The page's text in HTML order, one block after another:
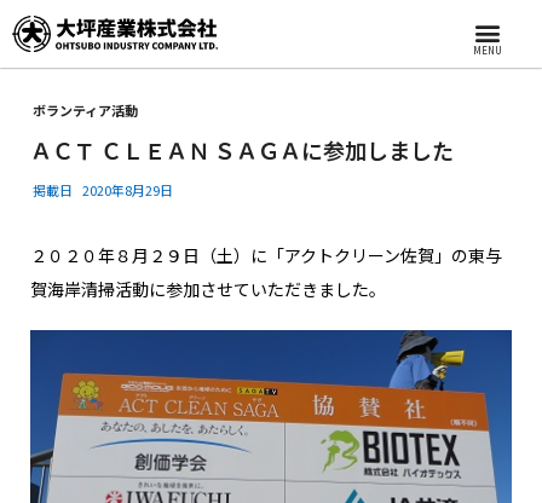
MENU
ボランティア活動
ＡＣＴ ＣＬＥＡＮ ＳＡＧＡに参加しました
掲載日 2020年8月29日
２０２０年８月２９日（土）に「アクトクリーン佐賀」の東与
賀海岸清掃活動に参加させていただきました。